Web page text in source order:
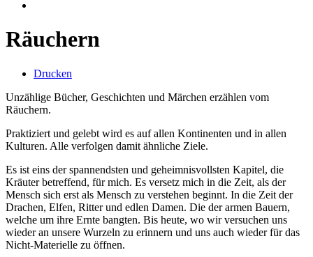
Räuchern
Drucken
Unzählige Bücher, Geschichten und Märchen erzählen vom
Räuchern.
Praktiziert und gelebt wird es auf allen Kontinenten und in allen
Kulturen. Alle verfolgen damit ähnliche Ziele.
Es ist eins der spannendsten und geheimnisvollsten Kapitel, die
Kräuter betreffend, für mich. Es versetz mich in die Zeit, als der
Mensch sich erst als Mensch zu verstehen beginnt. In die Zeit der
Drachen, Elfen, Ritter und edlen Damen. Die der armen Bauern,
welche um ihre Ernte bangten. Bis heute, wo wir versuchen uns
wieder an unsere Wurzeln zu erinnern und uns auch wieder für das
Nicht-Materielle zu öffnen.